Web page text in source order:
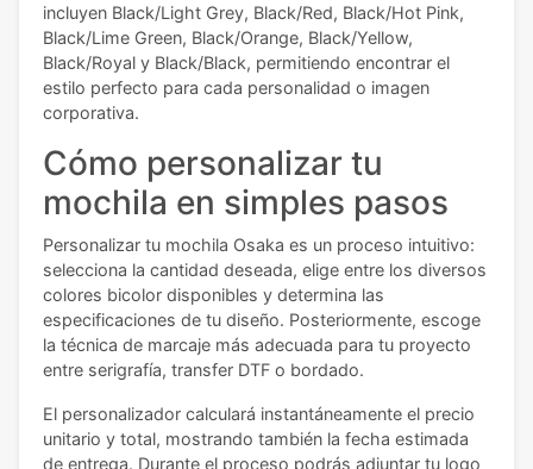
incluyen Black/Light Grey, Black/Red, Black/Hot Pink,
Black/Lime Green, Black/Orange, Black/Yellow,
Black/Royal y Black/Black, permitiendo encontrar el
estilo perfecto para cada personalidad o imagen
corporativa.
Cómo personalizar tu
mochila en simples pasos
Personalizar tu mochila Osaka es un proceso intuitivo:
selecciona la cantidad deseada, elige entre los diversos
colores bicolor disponibles y determina las
especificaciones de tu diseño. Posteriormente, escoge
la técnica de marcaje más adecuada para tu proyecto
entre serigrafía, transfer DTF o bordado.
El personalizador calculará instantáneamente el precio
unitario y total, mostrando también la fecha estimada
de entrega. Durante el proceso podrás adjuntar tu logo